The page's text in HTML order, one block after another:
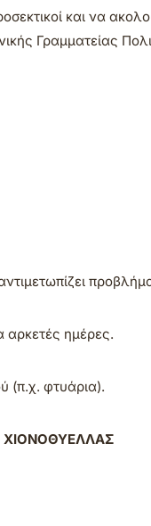
και να
Γραμματείας
αρκετές ημέρες.
(π.χ. φτυάρια).
ΧΙΟΝΟΘΥΕΛΛΑΣ